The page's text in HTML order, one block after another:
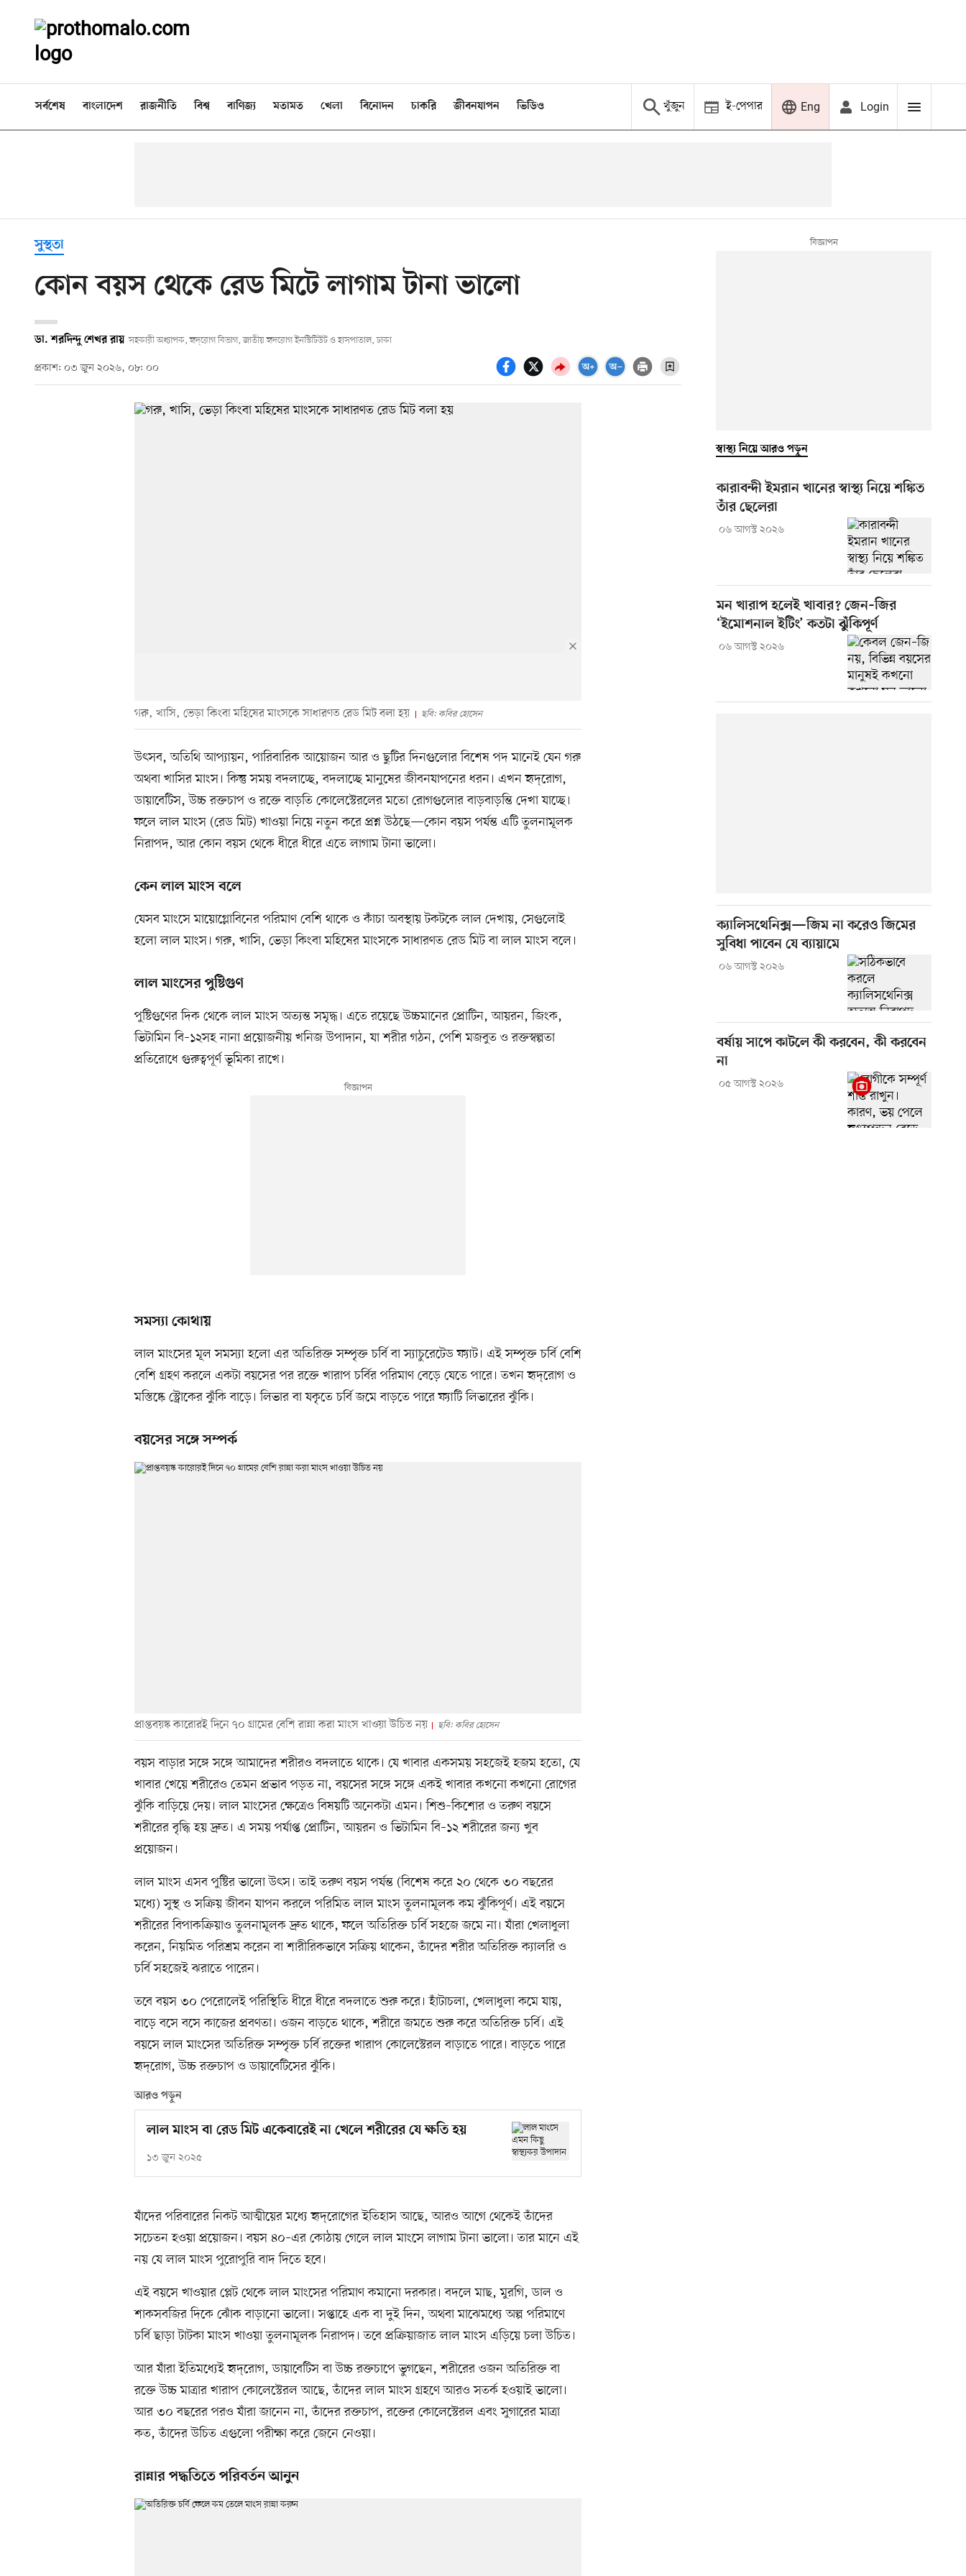
সর্বশেষ বাংলাদেশ রাজনীতি বিশ্ব বাণিজ্য মতামত খেলা বিনোদন চাকরি জীবনযাপন ভিডিও খুঁজুন ই-পেপার Eng Login
সুস্থতা
কোন বয়স থেকে রেড মিটে লাগাম টানা ভালো
ডা. শরদিন্দু শেখর রায় সহকারী অধ্যাপক, হৃদ্‌রোগ বিভাগ, জাতীয় হৃদরোগ ইনস্টিটিউট ও হাসপাতাল, ঢাকা
প্রকাশ: ০৩ জুন ২০২৬, ০৮: ০০
গরু, খাসি, ভেড়া কিংবা মহিষের মাংসকে সাধারণত রেড মিট বলা হয় ছবি: কবির হোসেন
উৎসব, অতিথি আপ্যায়ন, পারিবারিক আয়োজন আর ও ছুটির দিনগুলোর বিশেষ পদ মানেই যেন গরু
অথবা খাসির মাংস। কিন্তু সময় বদলাচ্ছে, বদলাচ্ছে মানুষের জীবনযাপনের ধরন। এখন হৃদ্‌রোগ,
ডায়াবেটিস, উচ্চ রক্তচাপ ও রক্তে বাড়তি কোলেস্টেরলের মতো রোগগুলোর বাড়বাড়ন্তি দেখা যাচ্ছে।
ফলে লাল মাংস (রেড মিট) খাওয়া নিয়ে নতুন করে প্রশ্ন উঠছে—কোন বয়স পর্যন্ত এটি তুলনামূলক
নিরাপদ, আর কোন বয়স থেকে ধীরে ধীরে এতে লাগাম টানা ভালো।
কেন লাল মাংস বলে
যেসব মাংসে মায়োগ্লোবিনের পরিমাণ বেশি থাকে ও কাঁচা অবস্থায় টকটকে লাল দেখায়, সেগুলোই
হলো লাল মাংস। গরু, খাসি, ভেড়া কিংবা মহিষের মাংসকে সাধারণত রেড মিট বা লাল মাংস বলে।
লাল মাংসের পুষ্টিগুণ
পুষ্টিগুণের দিক থেকে লাল মাংস অত্যন্ত সমৃদ্ধ। এতে রয়েছে উচ্চমানের প্রোটিন, আয়রন, জিংক,
ভিটামিন বি–১২সহ নানা প্রয়োজনীয় খনিজ উপাদান, যা শরীর গঠন, পেশি মজবুত ও রক্তস্বল্পতা
প্রতিরোধে গুরুত্বপূর্ণ ভূমিকা রাখে।
সমস্যা কোথায়
লাল মাংসের মূল সমস্যা হলো এর অতিরিক্ত সম্পৃক্ত চর্বি বা স্যাচুরেটেড ফ্যাট। এই সম্পৃক্ত চর্বি বেশি
বেশি গ্রহণ করলে একটা বয়সের পর রক্তে খারাপ চর্বির পরিমাণ বেড়ে যেতে পারে। তখন হৃদ্‌রোগ ও
মস্তিষ্কে স্ট্রোকের ঝুঁকি বাড়ে। লিভার বা যকৃতে চর্বি জমে বাড়তে পারে ফ্যাটি লিভারের ঝুঁকি।
বয়সের সঙ্গে সম্পর্ক
প্রাপ্তবয়স্ক কারোরই দিনে ৭০ গ্রামের বেশি রান্না করা মাংস খাওয়া উচিত নয় ছবি: কবির হোসেন
বয়স বাড়ার সঙ্গে সঙ্গে আমাদের শরীরও বদলাতে থাকে। যে খাবার একসময় সহজেই হজম হতো, যে
খাবার খেয়ে শরীরেও তেমন প্রভাব পড়ত না, বয়সের সঙ্গে সঙ্গে একই খাবার কখনো কখনো রোগের
ঝুঁকি বাড়িয়ে দেয়। লাল মাংসের ক্ষেত্রেও বিষয়টি অনেকটা এমন। শিশু–কিশোর ও তরুণ বয়সে
শরীরের বৃদ্ধি হয় দ্রুত। এ সময় পর্যাপ্ত প্রোটিন, আয়রন ও ভিটামিন বি–১২ শরীরের জন্য খুব
প্রয়োজন।
লাল মাংস এসব পুষ্টির ভালো উৎস। তাই তরুণ বয়স পর্যন্ত (বিশেষ করে ২০ থেকে ৩০ বছরের
মধ্যে) সুস্থ ও সক্রিয় জীবন যাপন করলে পরিমিত লাল মাংস তুলনামূলক কম ঝুঁকিপূর্ণ। এই বয়সে
শরীরের বিপাকক্রিয়াও তুলনামূলক দ্রুত থাকে, ফলে অতিরিক্ত চর্বি সহজে জমে না। যাঁরা খেলাধুলা
করেন, নিয়মিত পরিশ্রম করেন বা শারীরিকভাবে সক্রিয় থাকেন, তাঁদের শরীর অতিরিক্ত ক্যালরি ও
চর্বি সহজেই ঝরাতে পারেন।
তবে বয়স ৩০ পেরোলেই পরিস্থিতি ধীরে ধীরে বদলাতে শুরু করে। হাঁটাচলা, খেলাধুলা কমে যায়,
বাড়ে বসে বসে কাজের প্রবণতা। ওজন বাড়তে থাকে, শরীরে জমতে শুরু করে অতিরিক্ত চর্বি। এই
বয়সে লাল মাংসের অতিরিক্ত সম্পৃক্ত চর্বি রক্তের খারাপ কোলেস্টেরল বাড়াতে পারে। বাড়তে পারে
হৃদ্‌রোগ, উচ্চ রক্তচাপ ও ডায়াবেটিসের ঝুঁকি।
আরও পড়ুন
লাল মাংস বা রেড মিট একেবারেই না খেলে শরীরের যে ক্ষতি হয়
১৩ জুন ২০২৫
যাঁদের পরিবারের নিকট আত্মীয়ের মধ্যে হৃদ্‌রোগের ইতিহাস আছে, আরও আগে থেকেই তাঁদের
সচেতন হওয়া প্রয়োজন। বয়স ৪০–এর কোঠায় গেলে লাল মাংসে লাগাম টানা ভালো। তার মানে এই
নয় যে লাল মাংস পুরোপুরি বাদ দিতে হবে।
এই বয়সে খাওয়ার প্লেট থেকে লাল মাংসের পরিমাণ কমানো দরকার। বদলে মাছ, মুরগি, ডাল ও
শাকসবজির দিকে ঝোঁক বাড়ানো ভালো। সপ্তাহে এক বা দুই দিন, অথবা মাঝেমধ্যে অল্প পরিমাণে
চর্বি ছাড়া টাটকা মাংস খাওয়া তুলনামূলক নিরাপদ। তবে প্রক্রিয়াজাত লাল মাংস এড়িয়ে চলা উচিত।
আর যাঁরা ইতিমধ্যেই হৃদ্‌রোগ, ডায়াবেটিস বা উচ্চ রক্তচাপে ভুগছেন, শরীরের ওজন অতিরিক্ত বা
রক্তে উচ্চ মাত্রার খারাপ কোলেস্টেরল আছে, তাঁদের লাল মাংস গ্রহণে আরও সতর্ক হওয়াই ভালো।
আর ৩০ বছরের পরও যাঁরা জানেন না, তাঁদের রক্তচাপ, রক্তের কোলেস্টেরল এবং সুগারের মাত্রা
কত, তাঁদের উচিত এগুলো পরীক্ষা করে জেনে নেওয়া।
রান্নার পদ্ধতিতে পরিবর্তন আনুন
স্বাস্থ্য নিয়ে আরও পড়ুন
কারাবন্দী ইমরান খানের স্বাস্থ্য নিয়ে শঙ্কিত
তাঁর ছেলেরা
০৬ আগস্ট ২০২৬
মন খারাপ হলেই খাবার? জেন–জির
‘ইমোশনাল ইটিং’ কতটা ঝুঁকিপূর্ণ
০৬ আগস্ট ২০২৬
ক্যালিসথেনিক্স—জিম না করেও জিমের
সুবিধা পাবেন যে ব্যায়ামে
০৬ আগস্ট ২০২৬
বর্ষায় সাপে কাটলে কী করবেন, কী করবেন
না
০৫ আগস্ট ২০২৬